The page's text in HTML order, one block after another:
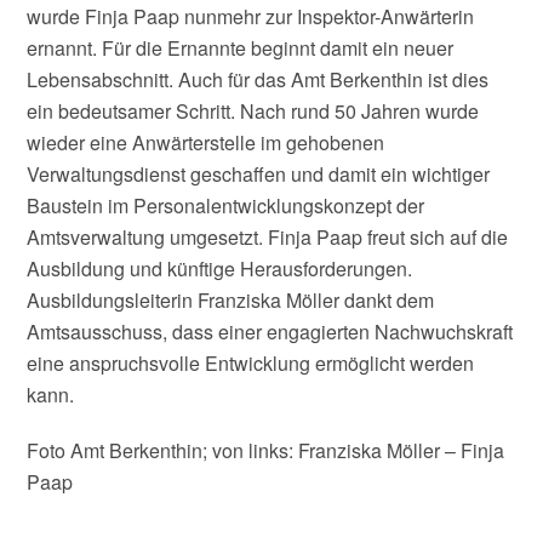
wurde Finja Paap nunmehr zur Inspektor-Anwärterin
ernannt. Für die Ernannte beginnt damit ein neuer
Lebensabschnitt. Auch für das Amt Berkenthin ist dies
ein bedeutsamer Schritt. Nach rund 50 Jahren wurde
wieder eine Anwärterstelle im gehobenen
Verwaltungsdienst geschaffen und damit ein wichtiger
Baustein im Personalentwicklungskonzept der
Amtsverwaltung umgesetzt. Finja Paap freut sich auf die
Ausbildung und künftige Herausforderungen.
Ausbildungsleiterin Franziska Möller dankt dem
Amtsausschuss, dass einer engagierten Nachwuchskraft
eine anspruchsvolle Entwicklung ermöglicht werden
kann.
Foto Amt Berkenthin; von links: Franziska Möller – Finja
Paap